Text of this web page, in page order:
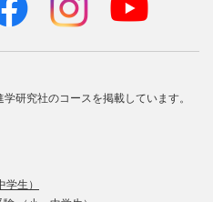
研究社のコースを掲載しています。
生）